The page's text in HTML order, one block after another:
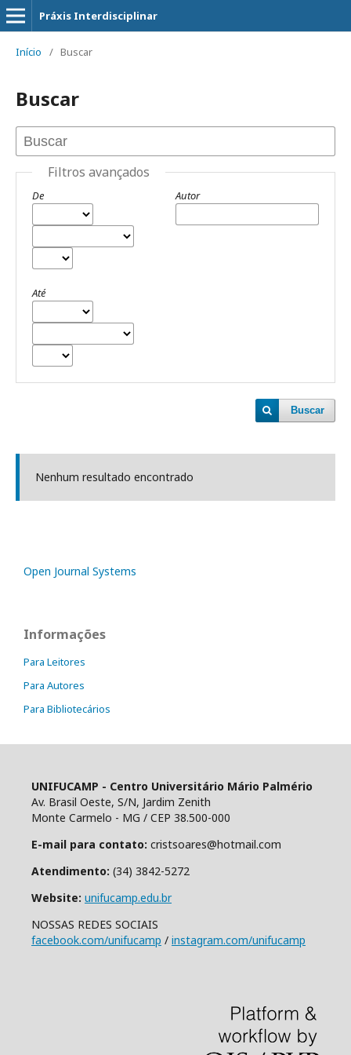
Práxis Interdisciplinar
Início / Buscar
Buscar
Filtros avançados
De
Até
Autor
Buscar
Nenhum resultado encontrado
Open Journal Systems
Informações
Para Leitores
Para Autores
Para Bibliotecários
UNIFUCAMP - Centro Universitário Mário Palmério
Av. Brasil Oeste, S/N, Jardim Zenith
Monte Carmelo - MG / CEP 38.500-000
E-mail para contato: cristsoares@hotmail.com
Atendimento: (34) 3842-5272
Website: unifucamp.edu.br
NOSSAS REDES SOCIAIS
facebook.com/unifucamp / instagram.com/unifucamp